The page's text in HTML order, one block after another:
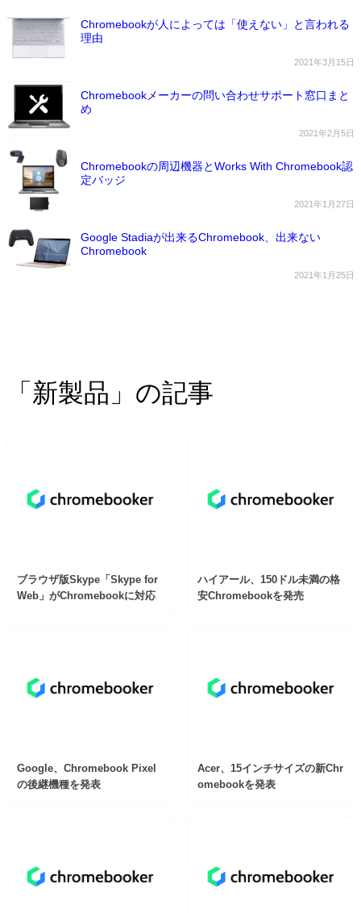
Chromebookが人によっては「使えない」と言われる
理由
2021年3月15日
Chromebookメーカーの問い合わせサポート窓口まと
め
2021年2月5日
Chromebookの周辺機器とWorks With Chromebook認
定バッジ
2021年1月27日
Google Stadiaが出来るChromebook、出来ない
Chromebook
2021年1月25日
「新製品」の記事
ブラウザ版Skype「Skype for
Web」がChromebookに対応
ハイアール、150ドル未満の格
安Chromebookを発売
Google、Chromebook Pixel
の後継機種を発表
Acer、15インチサイズの新Chr
omebookを発表